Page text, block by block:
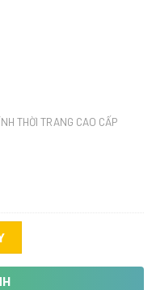
THỜI TRANG CAO CẤP